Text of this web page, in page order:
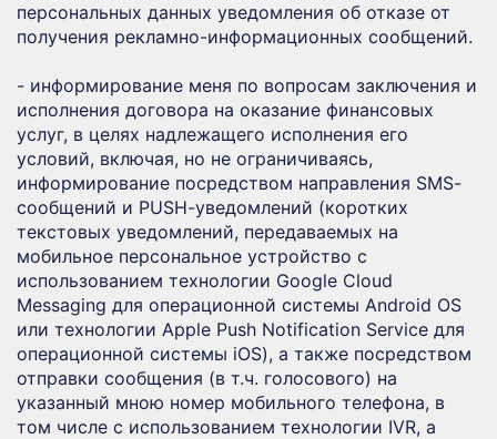
персональных данных уведомления об отказе от
получения рекламно-информационных сообщений.
- информирование меня по вопросам заключения и
исполнения договора на оказание финансовых
услуг, в целях надлежащего исполнения его
условий, включая, но не ограничиваясь,
информирование посредством направления ЅМЅ-
сообщений и РUЅН-уведомлений (коротких
текстовых уведомлений, передаваемых на
мобильное персональное устройство с
использованием технологии Google Cloud
Messaging для операционной системы Android OS
или технологии Apple Push Notification Service для
операционной системы iOS), а также посредством
отправки сообщения (в т.ч. голосового) на
указанный мною номер мобильного телефона, в
том числе с использованием технологии IVR, а